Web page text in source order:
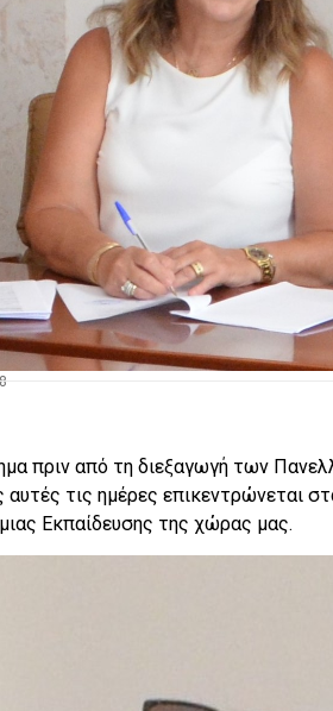
πριν από τη διεξαγωγή των
τις ημέρες επικεντρώνεται
Εκπαίδευσης της χώρας μας.